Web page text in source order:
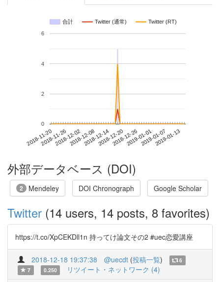
合計 Twitter (通常) Twitter (RT)
2018-11-202018-11-262018-12-022018-12-082018-12-142018-12-202018-12-262019-01-012019-01-072019-01-13
0
2
4
6
外部データベース (DOI)
2 Mendeley DOI Chronograph Google Scholar
Twitter (14 users, 14 posts, 8 favorites)
https://t.co/XpCEKDll1n 持ってけ論文その2 #uec恋愛講座
2018-12-18 19:37:38 @uecdt (投稿一覧)
6
7
0.250 リツイート・ネットワーク (4)